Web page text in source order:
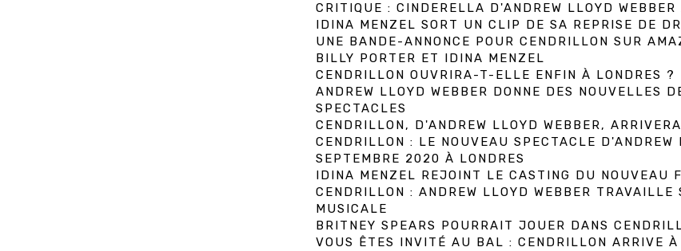
CRITIQUE : CINDERELLA D'ANDREW LLOYD
IDINA MENZEL SORT UN CLIP DE SA REPRISE DE
UNE BANDE-ANNONCE POUR CENDRILLON SUR
BILLY PORTER ET IDINA MENZEL
CENDRILLON OUVRIRA-T-ELLE ENFIN À LONDRES ?
ANDREW LLOYD WEBBER DONNE DES NOUVELLES
SPECTACLES
CENDRILLON, D'ANDREW LLOYD WEBBER,
CENDRILLON : LE NOUVEAU SPECTACLE
SEPTEMBRE 2020 À LONDRES
IDINA MENZEL REJOINT LE CASTING DU NOUVEAU
CENDRILLON : ANDREW LLOYD WEBBER
MUSICALE
BRITNEY SPEARS POURRAIT JOUER DANS
VOUS ÊTES INVITÉ AU BAL : CENDRILLON ARRIVE À